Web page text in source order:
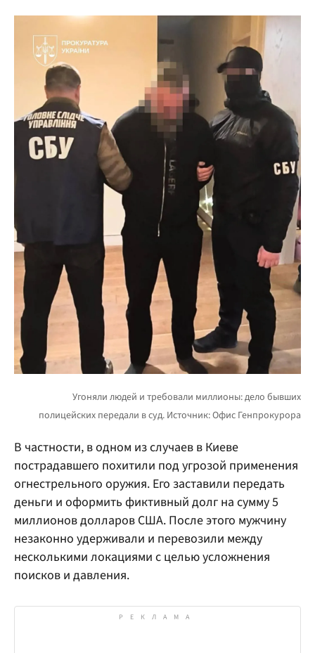
В частности, в одном из случаев в Киеве
пострадавшего похитили под угрозой применения
огнестрельного оружия. Его заставили передать
деньги и оформить фиктивный долг на сумму 5
миллионов долларов США. После этого мужчину
незаконно удерживали и перевозили между
несколькими локациями с целью усложнения
поисков и давления.